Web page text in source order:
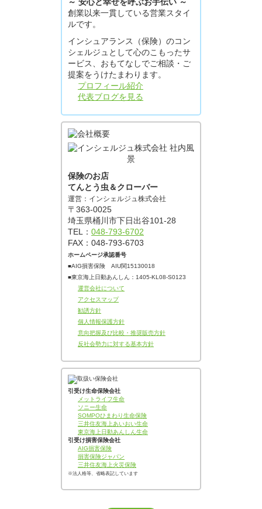
創業以来一貫している営業スタイ
ルです。
インシュアランス（保険）のコン
シェルジュとして心のこもったサ
ービス、おもてなしでご相談・ご
提案をうけたまわります。
プロフィール紹介
代表ブログを見る
保険のお店
てんとう虫＆クローバー
運営：インシェルジュ株式会社
〒363-0025
埼玉県桶川市下日出谷101-28
TEL： 048-793-6702
FAX：048-793-6703
ホームページ承認番号
■AIG損害保険 AIU関15130018
■東京海上日動あんしん：1405‐KL08‐S0123
運営会社について
アクセスマップ
勧誘方針
個人情報保護方針
意向把握及び比較・推奨販売方針
反社会勢力に対する基本方針
引受け生命保険会社
メットライフ生命
ソニー生命
SOMPOひまわり生命保険
三井住友海上あいおい生命
東京海上日動あんしん生命
引受け損害保険会社
AIG損害保険
損害保険ジャパン
三井住友海上火災保険
※法人格等、省略表記しています